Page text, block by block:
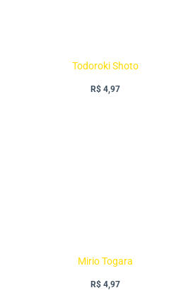
Todoroki Shoto
R$ 4,97
Mirio Togara
R$ 4,97